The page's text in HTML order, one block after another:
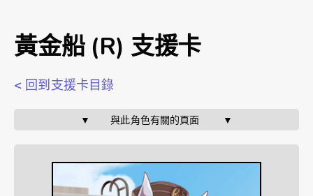
黃金船 (R) 支援卡
< 回到支援卡目錄
▼       與此角色有關的頁面        ▼